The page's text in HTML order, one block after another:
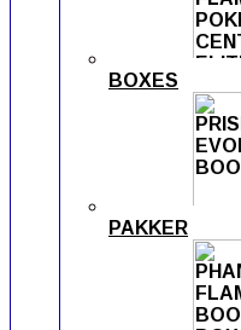
BOXES
PAKKER